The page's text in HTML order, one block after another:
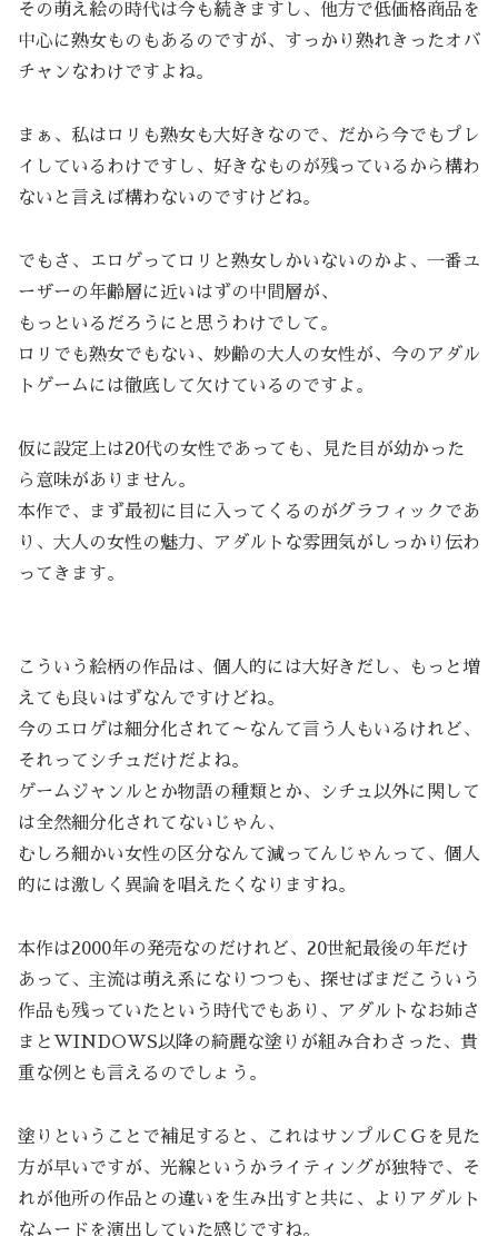
その萌え絵の時代は今も続きますし、他方で低価格商品を
中心に熟女ものもあるのですが、すっかり熟れきったオバ
チャンなわけですよね。
まぁ、私はロリも熟女も大好きなので、だから今でもプレ
イしているわけですし、好きなものが残っているから構わ
ないと言えば構わないのですけどね。
でもさ、エロゲってロリと熟女しかいないのかよ、一番ユ
ーザーの年齢層に近いはずの中間層が、
もっといるだろうにと思うわけでして。
ロリでも熟女でもない、妙齢の大人の女性が、今のアダル
トゲームには徹底して欠けているのですよ。
仮に設定上は20代の女性であっても、見た目が幼かった
ら意味がありません。
本作で、まず最初に目に入ってくるのがグラフィックであ
り、大人の女性の魅力、アダルトな雰囲気がしっかり伝わ
ってきます。
こういう絵柄の作品は、個人的には大好きだし、もっと増
えても良いはずなんですけどね。
今のエロゲは細分化されて～なんて言う人もいるけれど、
それってシチュだけだよね。
ゲームジャンルとか物語の種類とか、シチュ以外に関して
は全然細分化されてないじゃん、
むしろ細かい女性の区分なんて減ってんじゃんって、個人
的には激しく異論を唱えたくなりますね。
本作は2000年の発売なのだけれど、20世紀最後の年だけ
あって、主流は萌え系になりつつも、探せばまだこういう
作品も残っていたという時代でもあり、アダルトなお姉さ
まとWINDOWS以降の綺麗な塗りが組み合わさった、貴
重な例とも言えるのでしょう。
塗りということで補足すると、これはサンプルＣＧを見た
方が早いですが、光線というかライティングが独特で、そ
れが他所の作品との違いを生み出すと共に、よりアダルト
なムードを演出していた感じですね。